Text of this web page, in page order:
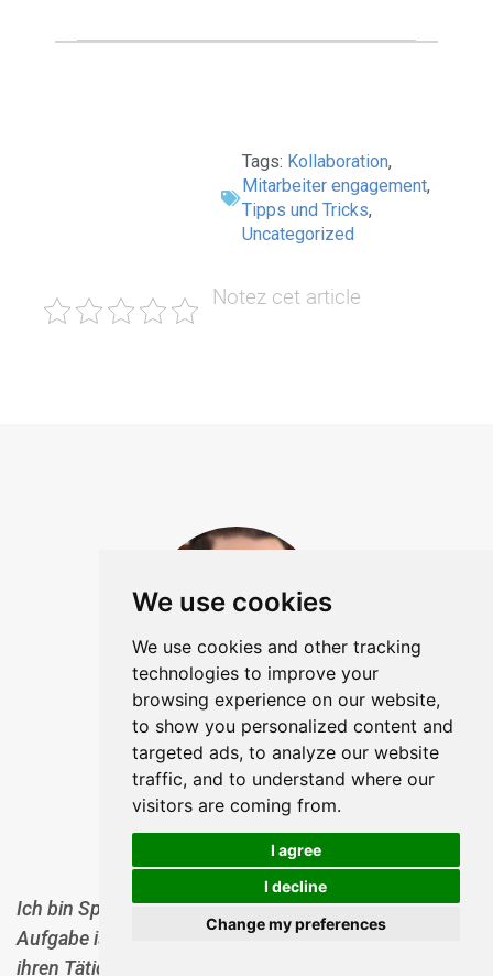
We use cookies
We use cookies and other tracking
technologies to improve your
browsing experience on our website,
to show you personalized content and
targeted ads, to analyze our website
traffic, and to understand where our
visitors are coming from.
I agree
I decline
Change my preferences
Tags: Kollaboration,
Mitarbeiter engagement,
Tipps und Tricks,
Uncategorized
Fares Laroui
Ich bin Spezialist für Produktmarketing bei eXo.Meine
Aufgabe ist es, die Marketing- und Vertriebsteams bei
ihren Tätigkeiten zu unterstützen und der Welt unsere